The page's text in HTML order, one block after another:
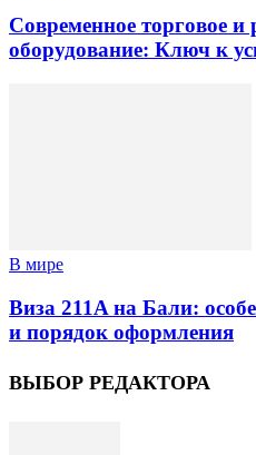
Современное торговое и
оборудование: Ключ к
В мире
Виза 211A на Бали:
и порядок оформления
ВЫБОР РЕДАКТОРА